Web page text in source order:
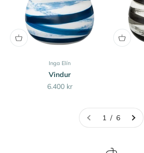
Inga Elín
Vindur
Sale price
6.400 kr
1 / 6